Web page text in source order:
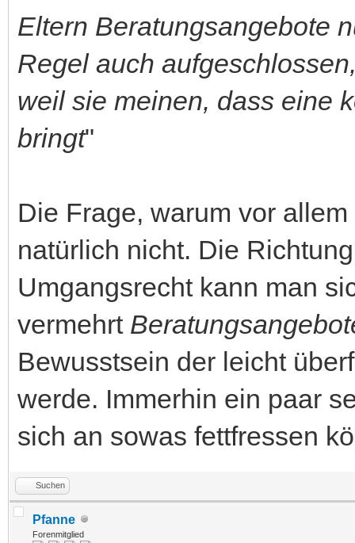
Eltern Beratungsangebote
Regel auch
weil sie meinen, dass eine
bringt"
Die Frage, warum vor
natürlich nicht. Die
Umgangsrecht kann man
vermehrt
Bewusstsein der leicht
werde. Immerhin ein paar
sich an sowas fettfressen
Suchen
Pfanne
Forenmitglied